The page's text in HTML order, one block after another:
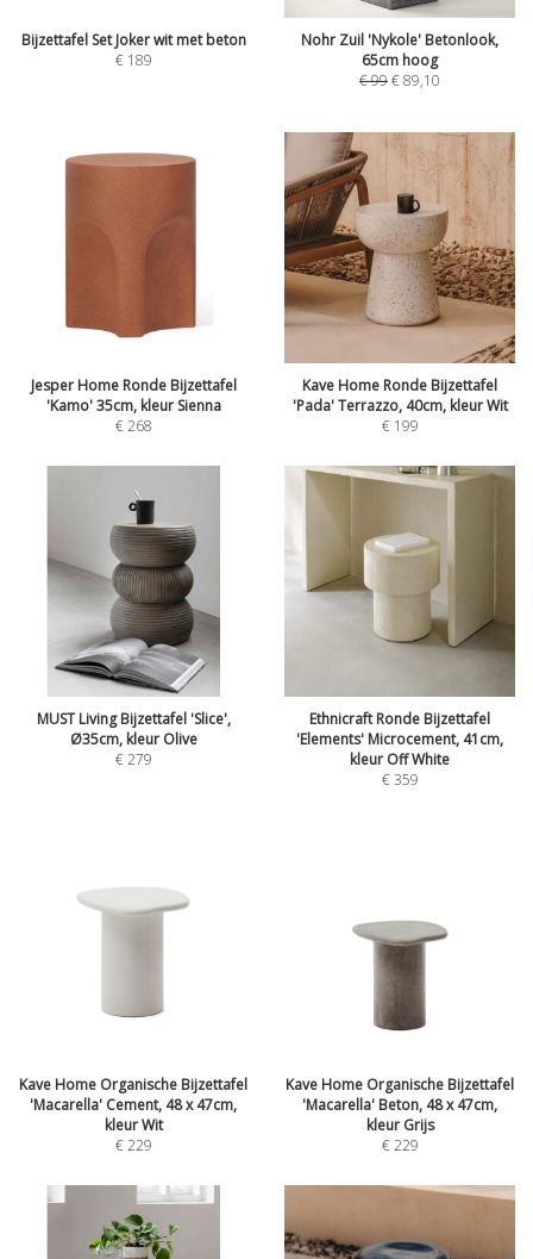
Bijzettafel Set Joker wit met beton
€ 189
Nohr Zuil 'Nykole' Betonlook,
65cm hoog
€99€89,10
Jesper Home Ronde Bijzettafel
'Kamo' 35cm, kleur Sienna
€268
Kave Home Ronde Bijzettafel
'Pada' Terrazzo, 40cm, kleur Wit
€ 199
MUST Living Bijzettafel 'Slice',
Ø35cm, kleur Olive
€279
Ethnicraft Ronde Bijzettafel
'Elements' Microcement, 41cm,
kleur Off White
€359
Kave Home Organische Bijzettafel
'Macarella' Cement, 48 x 47cm,
kleur Wit
€229
Kave Home Organische Bijzettafel
'Macarella' Beton, 48 x 47cm,
kleur Grijs
€229